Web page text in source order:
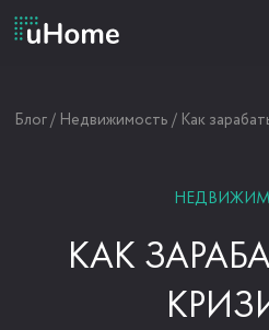
Блог/ Недвижимость / Как
КАК